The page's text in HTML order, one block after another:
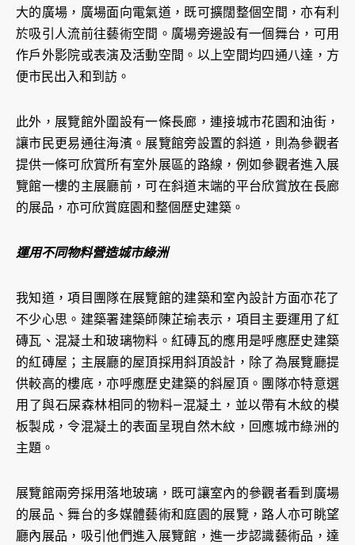
大的廣場，廣場面向電氣道，既可擴闊整個空間，亦有利
於吸引人流前往藝術空間。廣場旁邊設有一個舞台，可用
作戶外影院或表演及活動空間。以上空間均四通八達，方
便市民出入和到訪。
此外，展覽館外圍設有一條長廊，連接城市花園和油街，
讓市民更易通往海濱。展覽館旁設置的斜道，則為參觀者
提供一條可欣賞所有室外展區的路線，例如參觀者進入展
覽館一樓的主展廳前，可在斜道末端的平台欣賞放在長廊
的展品，亦可欣賞庭園和整個歷史建築。
運用不同物料營造城市綠洲
我知道，項目團隊在展覽館的建築和室內設計方面亦花了
不少心思。建築署建築師陳芷瑜表示，項目主要運用了紅
磚瓦、混凝土和玻璃物料。紅磚瓦的應用是呼應歷史建築
的紅磚屋；主展廳的屋頂採用斜頂設計，除了為展覽廳提
供較高的樓底，亦呼應歷史建築的斜屋頂。團隊亦特意選
用了與石屎森林相同的物料—混凝土，並以帶有木紋的模
板製成，令混凝土的表面呈現自然木紋，回應城市綠洲的
主題。
展覽館兩旁採用落地玻璃，既可讓室內的參觀者看到廣場
的展品、舞台的多媒體藝術和庭園的展覽，路人亦可眺望
廳內展品，吸引他們進入展覽館，進一步認識藝術品，達